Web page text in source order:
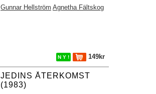
Gunnar Hellström Agnetha Fältskog
N Y ! 149kr
JEDINS ÅTERKOMST
(1983)